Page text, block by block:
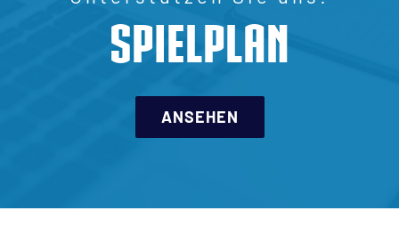
SPIELPLAN
ANSEHEN